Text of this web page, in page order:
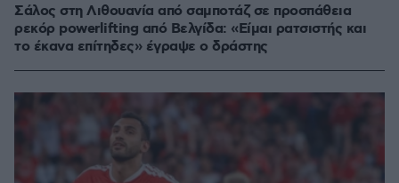
Σάλος στη Λιθουανία από σαμποτάζ σε προσπάθεια
ρεκόρ powerlifting από Βελγίδα: «Είμαι ρατσιστής και
το έκανα επίτηδες» έγραψε ο δράστης